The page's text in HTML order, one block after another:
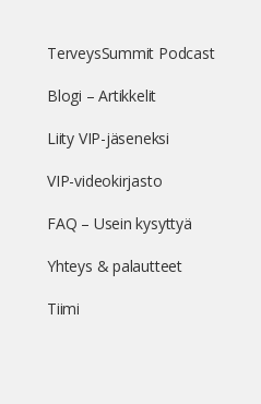
TerveysSummit Podcast
Blogi – Artikkelit
Liity VIP-jäseneksi
VIP-videokirjasto
FAQ – Usein kysyttyä
Yhteys & palautteet
Tiimi